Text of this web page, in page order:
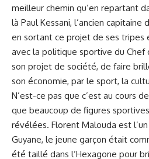
meilleur chemin qu’en repartant
là Paul Kessani, l’ancien capitaine
en sortant ce projet de ses tripes
avec la politique sportive du Chef
son projet de société, de faire
son économie, par le sport, la
N’est-ce pas que c’est au cours
que beaucoup de figures
révélées. Florent Malouda est
Guyane, le jeune garçon était
été taillé dans l’Hexagone pour